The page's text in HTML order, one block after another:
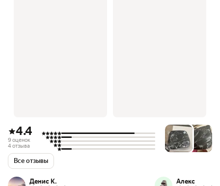
4.4
9 оценок
4 отзыва
Все отзывы
Денис К. Алекс